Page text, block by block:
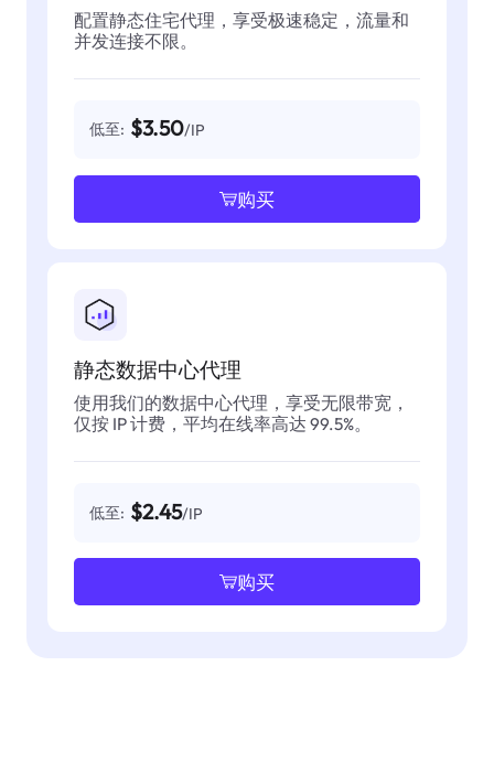
配置静态住宅代理，享受极速稳定，流量和
并发连接不限。
低至: $3.50/IP
购买
静态数据中心代理
使用我们的数据中心代理，享受无限带宽，
仅按 IP 计费，平均在线率高达 99.5%。
低至: $2.45/IP
购买